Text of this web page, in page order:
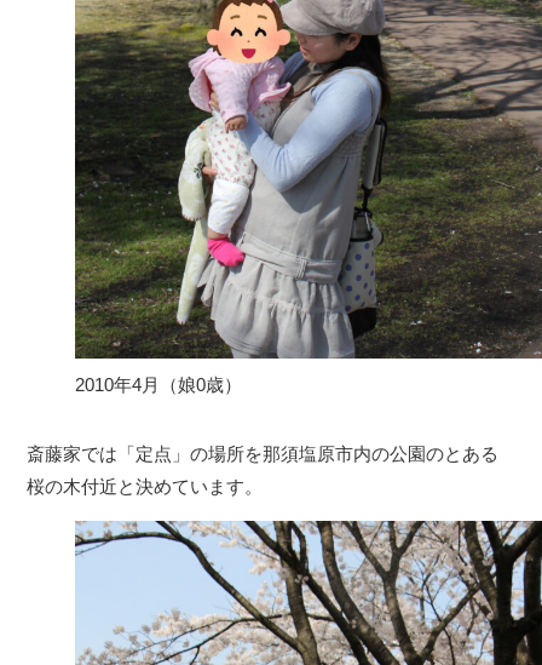
2010年4月（娘0歳）
斎藤家では「定点」の場所を那須塩原市内の公園のとある
桜の木付近と決めています。